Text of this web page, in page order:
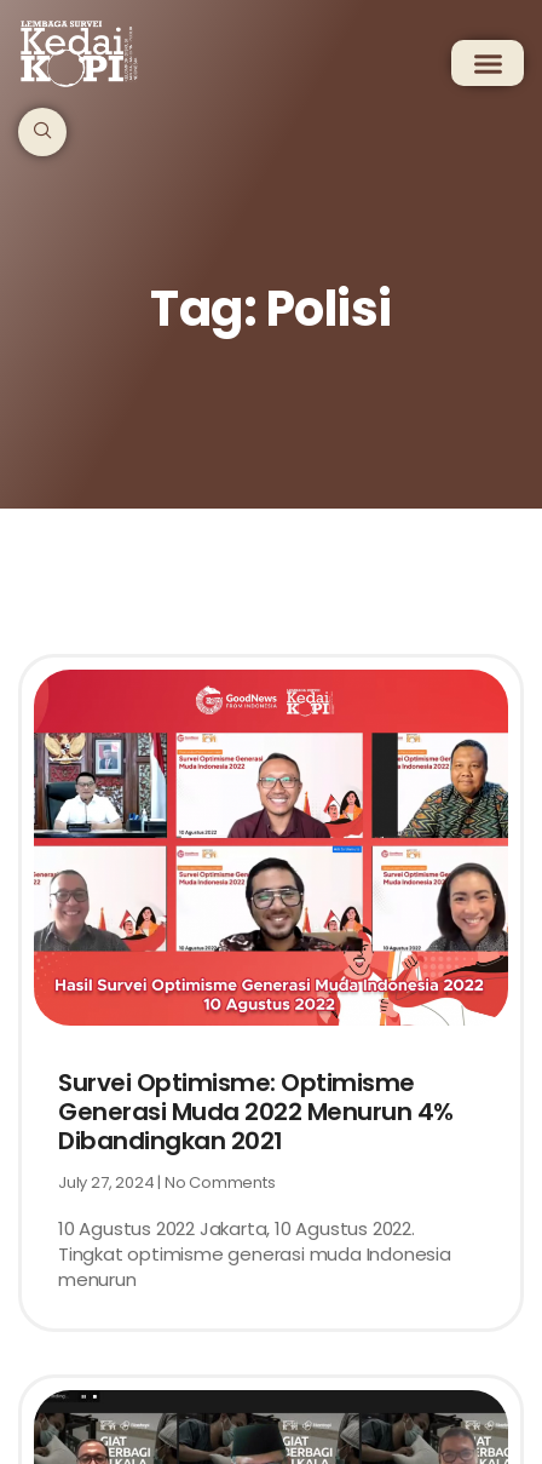
Tag: Polisi
Survei Optimisme: Optimisme
Generasi Muda 2022 Menurun 4%
Dibandingkan 2021
July 27, 2024 No Comments
10 Agustus 2022 Jakarta, 10 Agustus 2022.
Tingkat optimisme generasi muda Indonesia
menurun